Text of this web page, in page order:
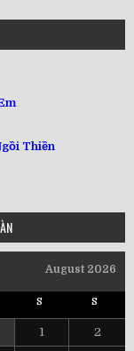
Thiền
August 2026
S S
1 2